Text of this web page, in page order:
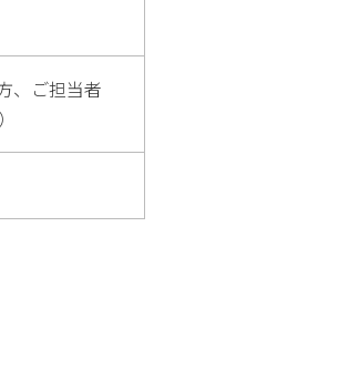
、ご担当者